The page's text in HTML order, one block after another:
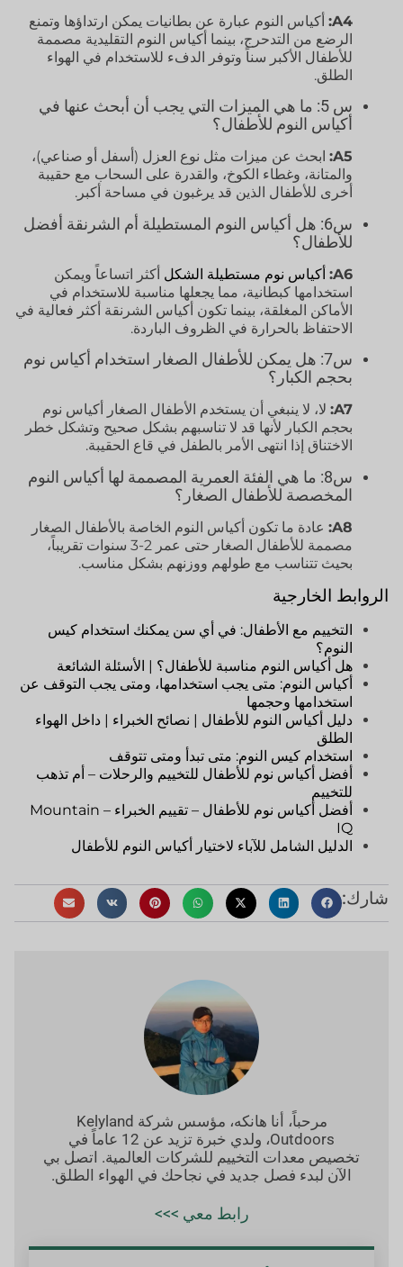
A4: أكياس النوم عبارة عن بطانيات يمكن ارتداؤها وتمنع
الرضع من التدحرج، بينما أكياس النوم التقليدية مصممة
للأطفال الأكبر سناً وتوفر الدفء للاستخدام في الهواء
الطلق.
س 5: ما هي الميزات التي يجب أن أبحث عنها في
أكياس النوم للأطفال؟
A5:
ابحث عن ميزات مثل نوع العزل (أسفل أو صناعي)،
والمتانة، وغطاء الكوخ، والقدرة على السحاب مع حقيبة
أخرى للأطفال الذين قد يرغبون في مساحة أكبر.
س6: هل أكياس النوم المستطيلة أم الشرنقة أفضل
للأطفال؟
A6: أكياس نوم مستطيلة الشكل أكثر اتساعاً ويمكن
استخدامها كبطانية، مما يجعلها مناسبة للاستخدام في
الأماكن المغلقة، بينما تكون أكياس الشرنقة أكثر فعالية في
الاحتفاظ بالحرارة في الظروف الباردة.
س7: هل يمكن للأطفال الصغار استخدام أكياس نوم
بحجم الكبار؟
A7: لا، لا ينبغي أن يستخدم الأطفال الصغار أكياس نوم
بحجم الكبار لأنها قد لا تناسبهم بشكل صحيح وتشكل خطر
الاختناق إذا انتهى الأمر بالطفل في قاع الحقيبة.
س8: ما هي الفئة العمرية المصممة لها أكياس النوم
المخصصة للأطفال الصغار؟
A8: عادة ما تكون أكياس النوم الخاصة بالأطفال الصغار
مصممة للأطفال الصغار حتى عمر 2-3 سنوات تقريباً،
بحيث تتناسب مع طولهم ووزنهم بشكل مناسب.
الروابط الخارجية
التخييم مع الأطفال: في أي سن يمكنك استخدام كيس
النوم؟
هل أكياس النوم مناسبة للأطفال؟ | الأسئلة الشائعة
أكياس النوم: متى يجب استخدامها، ومتى يجب التوقف عن
استخدامها وحجمها
دليل أكياس النوم للأطفال | نصائح الخبراء | داخل الهواء
الطلق
استخدام كيس النوم: متى تبدأ ومتى تتوقف
أفضل أكياس نوم للأطفال للتخييم والرحلات – أم تذهب
للتخييم
أفضل أكياس نوم للأطفال – تقييم الخبراء – Mountain
IQ
الدليل الشامل للآباء لاختيار أكياس النوم للأطفال
شارك:
مرحباً، أنا هانكه، مؤسس شركة Kelyland
Outdoors، ولدي خبرة تزيد عن 12 عاماً في
تخصيص معدات التخييم للشركات العالمية. اتصل بي
الآن لبدء فصل جديد في نجاحك في الهواء الطلق.
رابط معي >>>